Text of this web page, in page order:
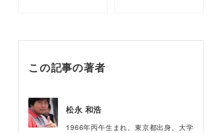
この記事の著者
松永 和浩
1966年丙午生まれ。東京都出身。大学